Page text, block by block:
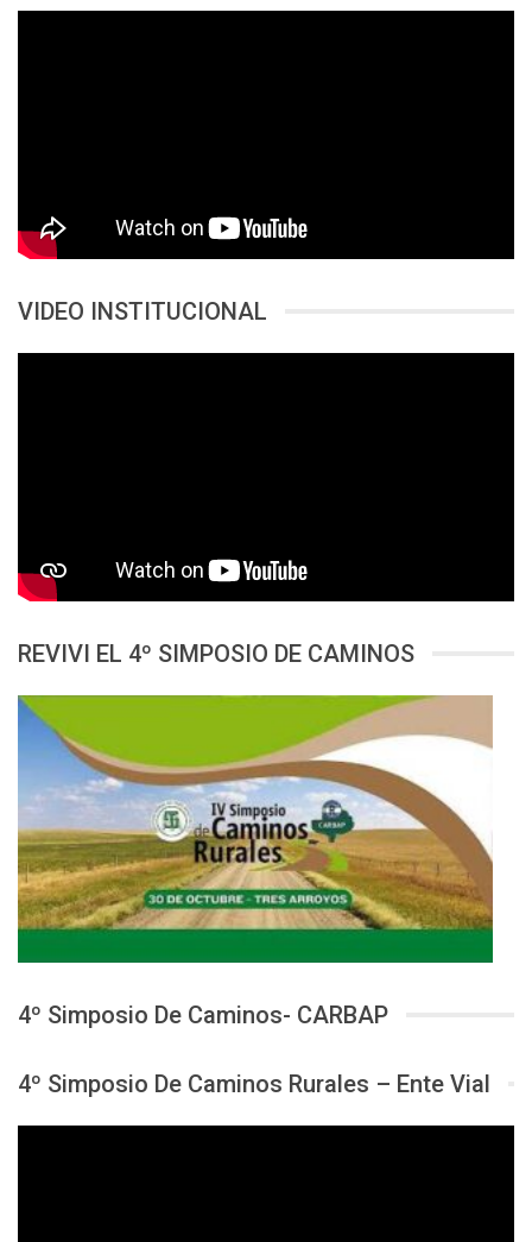
VIDEO INSTITUCIONAL
REVIVI EL 4º SIMPOSIO DE CAMINOS
4º Simposio De Caminos- CARBAP
4º Simposio De Caminos Rurales – Ente Vial